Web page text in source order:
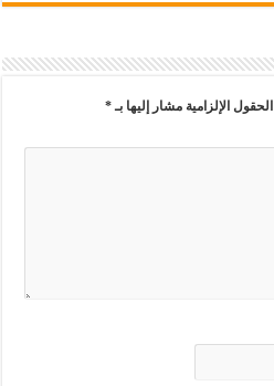
الحقول الإلزامية مشار إليها بـ*